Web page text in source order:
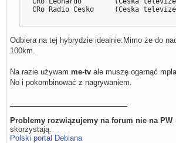
CRo Radio Cesko     (Ceska
Odbiera na tej hybrydzie idealnie.Mimo że do
100km.
Na razie używam me-tv ale muszę ogarnąć
No i pokombinować z nagrywaniem.
Problemy rozwiązujemy na forum nie na PW
skorzystają.
Polski portal Debiana